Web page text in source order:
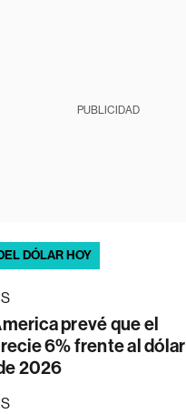
PUBLICIDAD
DÓLAR HOY
prevé que el
6% frente al dólar
2026